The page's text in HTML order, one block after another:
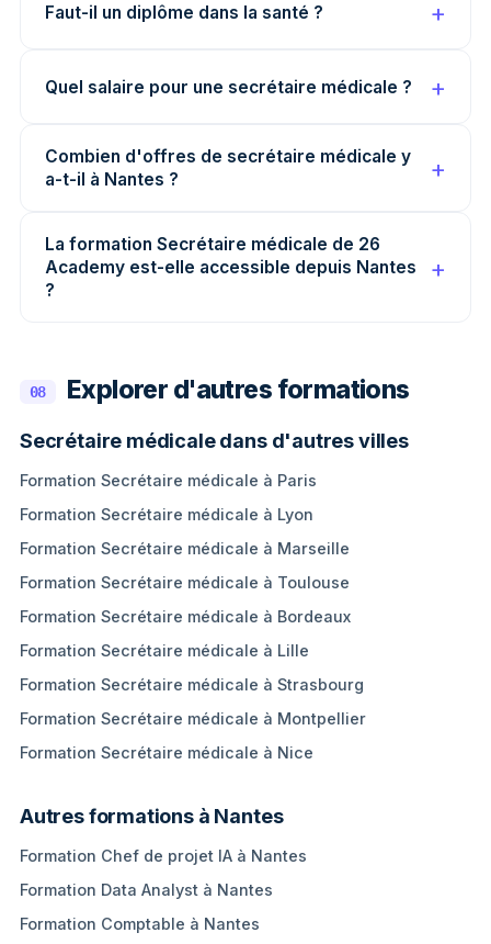
Faut-il un diplôme dans la santé ?
Quel salaire pour une secrétaire médicale ?
Combien d'offres de secrétaire médicale y
a-t-il à Nantes ?
La formation Secrétaire médicale de 26
Academy est-elle accessible depuis Nantes
?
08 Explorer d'autres formations
Secrétaire médicale dans d'autres villes
Formation Secrétaire médicale à Paris
Formation Secrétaire médicale à Lyon
Formation Secrétaire médicale à Marseille
Formation Secrétaire médicale à Toulouse
Formation Secrétaire médicale à Bordeaux
Formation Secrétaire médicale à Lille
Formation Secrétaire médicale à Strasbourg
Formation Secrétaire médicale à Montpellier
Formation Secrétaire médicale à Nice
Autres formations à Nantes
Formation Chef de projet IA à Nantes
Formation Data Analyst à Nantes
Formation Comptable à Nantes